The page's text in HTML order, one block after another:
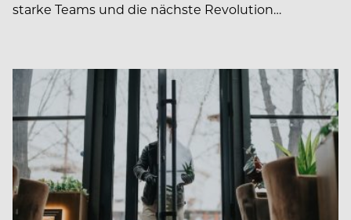
starke Teams und die nächste Revolution…